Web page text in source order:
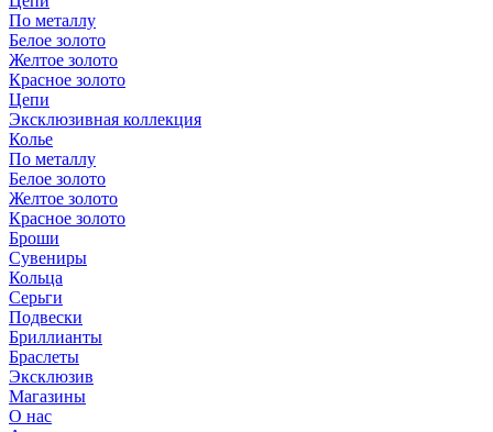
По металлу
Белое золото
Желтое золото
Красное золото
Цепи
Эксклюзивная коллекция
Колье
По металлу
Белое золото
Желтое золото
Красное золото
Броши
Сувениры
Кольца
Серьги
Подвески
Бриллианты
Браслеты
Эксклюзив
Магазины
О нас